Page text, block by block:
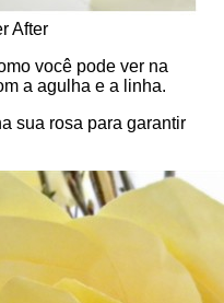
After
você pode ver na
a agulha e a linha.
sua rosa para garantir